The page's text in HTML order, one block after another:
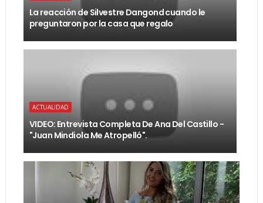
La reacción de Silvestre Dangond cuando le
preguntaron por la casa que regalo
ACTUALIDAD
VIDEO: Entrevista Completa De Ana Del Castillo -
"Juan Mindiola Me Atropelló".